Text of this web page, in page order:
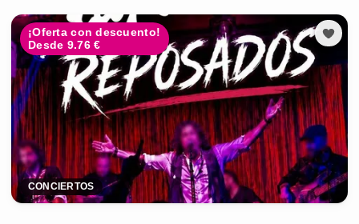
¡Oferta con descuento!
Desde 9.76 €
CONCIERTOS